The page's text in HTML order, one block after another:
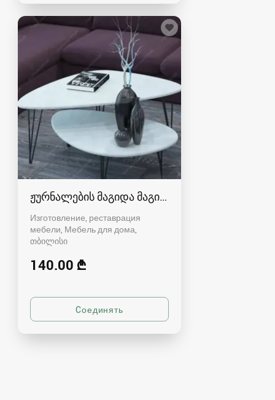
ჟურნალების მაგიდა მაგიდები ( ,,DUO'' 2022 )
Изготовление, реставрация
мебели, Мебель для дома
თბილისი
140.00 ₾